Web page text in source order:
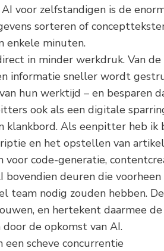
voor zelfstandigen is de
sorteren of
enkele minuten.
in minder werkdruk. Van
informatie sneller wordt
hun werktijd – en besparen
ook als een digitale
klankbord. Als eenpitter heb
en het opstellen van
code-generatie,
bovendien deuren die
team nodig zouden hebben.
en hertekent daarmee
de opkomst van AI.
een scheve concurrentie